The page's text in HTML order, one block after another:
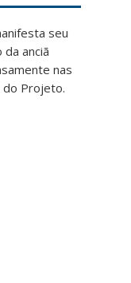
seu
anciã
nas
do Projeto.